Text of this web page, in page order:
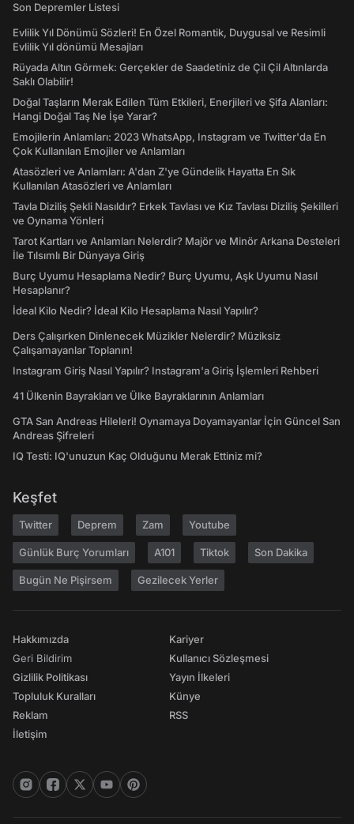
Son Depremler Listesi
Evlilik Yıl Dönümü Sözleri! En Özel Romantik, Duygusal ve Resimli
Evlilik Yıl dönümü Mesajları
Rüyada Altın Görmek: Gerçekler de Saadetiniz de Çil Çil Altınlarda
Saklı Olabilir!
Doğal Taşların Merak Edilen Tüm Etkileri, Enerjileri ve Şifa Alanları:
Hangi Doğal Taş Ne İşe Yarar?
Emojilerin Anlamları: 2023 WhatsApp, Instagram ve Twitter'da En
Çok Kullanılan Emojiler ve Anlamları
Atasözleri ve Anlamları: A'dan Z'ye Gündelik Hayatta En Sık
Kullanılan Atasözleri ve Anlamları
Tavla Diziliş Şekli Nasıldır? Erkek Tavlası ve Kız Tavlası Diziliş Şekilleri
ve Oynama Yönleri
Tarot Kartları ve Anlamları Nelerdir? Majör ve Minör Arkana Desteleri
İle Tılsımlı Bir Dünyaya Giriş
Burç Uyumu Hesaplama Nedir? Burç Uyumu, Aşk Uyumu Nasıl
Hesaplanır?
İdeal Kilo Nedir? İdeal Kilo Hesaplama Nasıl Yapılır?
Ders Çalışırken Dinlenecek Müzikler Nelerdir? Müziksiz
Çalışamayanlar Toplanın!
Instagram Giriş Nasıl Yapılır? Instagram'a Giriş İşlemleri Rehberi
41 Ülkenin Bayrakları ve Ülke Bayraklarının Anlamları
GTA San Andreas Hileleri! Oynamaya Doyamayanlar İçin Güncel San
Andreas Şifreleri
IQ Testi: IQ'unuzun Kaç Olduğunu Merak Ettiniz mi?
Keşfet
Twitter Deprem Zam Youtube
Günlük Burç Yorumları A101 Tiktok Son Dakika
Bugün Ne Pişirsem Gezilecek Yerler
Hakkımızda
Geri Bildirim
Gizlilik Politikası
Topluluk Kuralları
Reklam
İletişim
Kariyer
Kullanıcı Sözleşmesi
Yayın İlkeleri
Künye
RSS